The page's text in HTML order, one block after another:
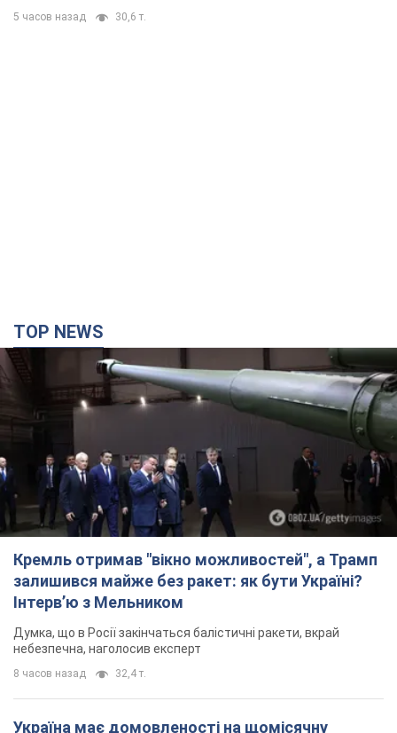
5 часов назад 30,6 т.
TOP NEWS
Кремль отримав "вікно можливостей", а Трамп
залишився майже без ракет: як бути Україні?
Інтерв’ю з Мельником
Думка, що в Росії закінчаться балістичні ракети, вкрай
небезпечна, наголосив експерт
8 часов назад 32,4 т.
Україна має домовленості на щомісячну